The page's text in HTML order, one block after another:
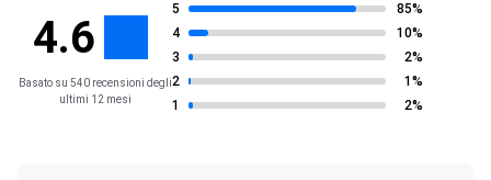
4.6
Basato su 540 recensioni degli
ultimi 12 mesi
5
85%
4
10%
3
2%
2
1%
1
2%